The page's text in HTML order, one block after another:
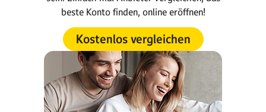
beste Konto finden, online eröffnen!
Kostenlos vergleichen